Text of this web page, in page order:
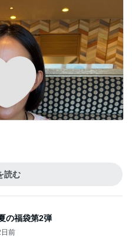
読む
の福袋第2弾
前